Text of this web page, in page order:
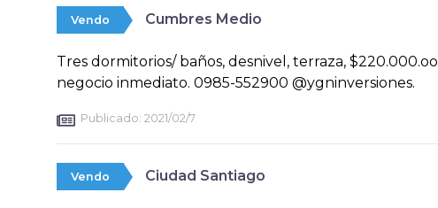
Vendo Cumbres Medio
Tres dormitorios/ baños, desnivel, terraza, $220.000.oo
negocio inmediato. 0985-552900 @ygninversiones.
Publicado: 2021/02/7
Vendo Ciudad Santiago